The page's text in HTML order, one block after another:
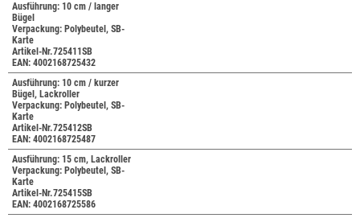
Ausführung: 10 cm / langer
Bügel
Verpackung: Polybeutel, SB-
Karte
Artikel-Nr.725411SB
EAN: 4002168725432
Ausführung: 10 cm / kurzer
Bügel, Lackroller
Verpackung: Polybeutel, SB-
Karte
Artikel-Nr.725412SB
EAN: 4002168725487
Ausführung: 15 cm, Lackroller
Verpackung: Polybeutel, SB-
Karte
Artikel-Nr.725415SB
EAN: 4002168725586